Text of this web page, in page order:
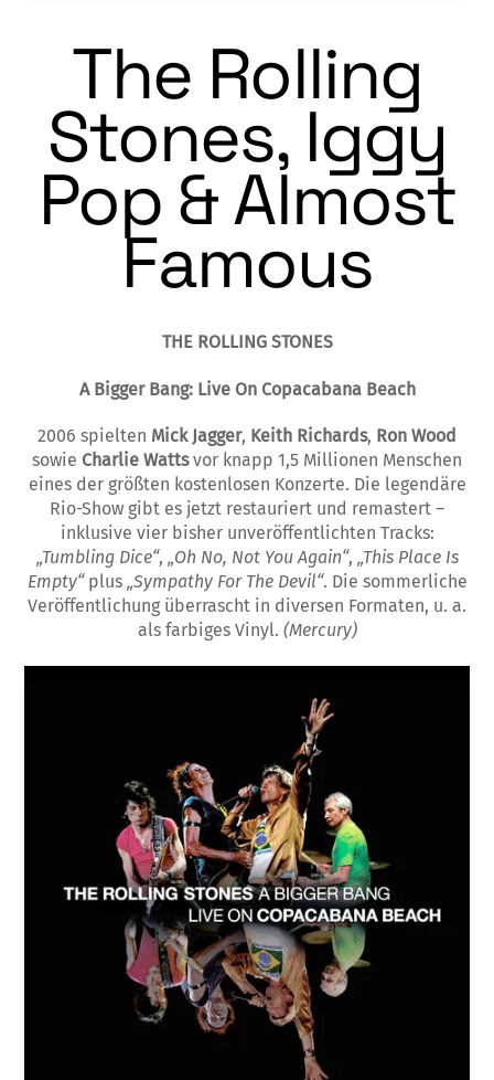
The Rolling
Stones, Iggy
Pop & Almost
Famous
THE ROLLING STONES
A Bigger Bang: Live On Copacabana Beach
2006 spielten Mick Jagger, Keith Richards, Ron Wood
sowie Charlie Wattsvor knapp 1,5 Millionen Menschen
eines der größten kostenlosen Konzerte. Die legendäre
Rio-Show gibt es jetzt restauriert und remastert –
inklusive vier bisher unveröffentlichten Tracks:
„Tumbling Dice“, „Oh No, Not You Again“, „This Place Is
Empty“plus „Sympathy For The Devil“. Die sommerliche
Veröffentlichung überrascht in diversen Formaten, u. a.
als farbiges Vinyl. (Mercury)